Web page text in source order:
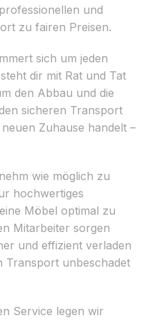
und
zu fairen Preisen.
sich um jeden
dir mit Rat und Tat
den Abbau und die
sicheren Transport
Zuhause handelt –
wie möglich zu
hochwertiges
Möbel optimal zu
Mitarbeiter sorgen
und effizient verladen
Transport unbeschadet
Service legen wir